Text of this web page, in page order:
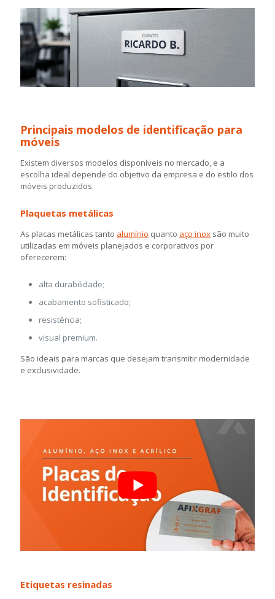
Principais modelos de identificação para
móveis
Existem diversos modelos disponíveis no mercado, e a
escolha ideal depende do objetivo da empresa e do estilo dos
móveis produzidos.
Plaquetas metálicas
As placas metálicas tanto alumínio quanto aço inox são muito
utilizadas em móveis planejados e corporativos por
oferecerem:
alta durabilidade;
acabamento sofisticado;
resistência;
visual premium.
São ideais para marcas que desejam transmitir modernidade
e exclusividade.
Etiquetas resinadas